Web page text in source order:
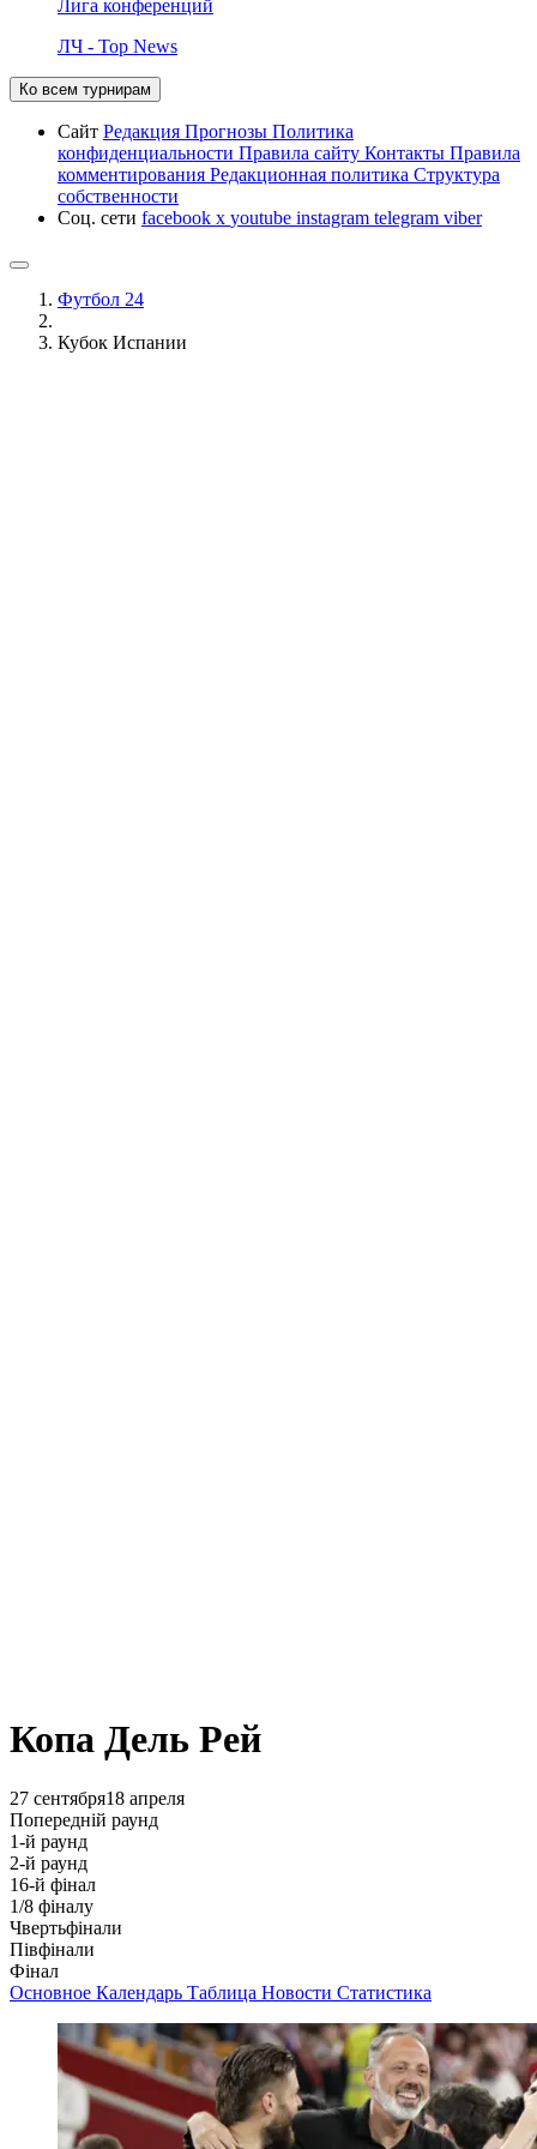
Лига конференций
ЛЧ - Top News
Ко всем турнирам
Сайт Редакция Прогнозы Политика
конфиденциальности Правила сайту Контакты Правила
комментирования Редакционная политика Структура
собственности
Соц. сети facebook x youtube instagram telegram viber
Футбол 24
Кубок Испании
Копа Дель Рей
27 сентября18 апреля
Попередній раунд
1-й раунд
2-й раунд
16-й фінал
1/8 фіналу
Чвертьфінали
Півфінали
Фінал
Основное Календарь Таблица Новости Статистика